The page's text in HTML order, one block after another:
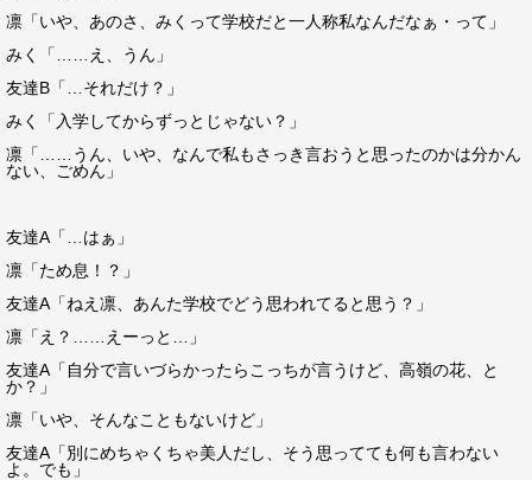
凛「いや、あのさ、みくって学校だと一人称私なんだなぁ・って」
みく「……え、うん」
友達B「…それだけ？」
みく「入学してからずっとじゃない？」
凛「……うん、いや、なんで私もさっき言おうと思ったのかは分かん
ない、ごめん」
友達A「…はぁ」
凛「ため息！？」
友達A「ねえ凛、あんた学校でどう思われてると思う？」
凛「え？……えーっと…」
友達A「自分で言いづらかったらこっちが言うけど、高嶺の花、と
か？」
凛「いや、そんなこともないけど」
友達A「別にめちゃくちゃ美人だし、そう思ってても何も言わない
よ。でも」